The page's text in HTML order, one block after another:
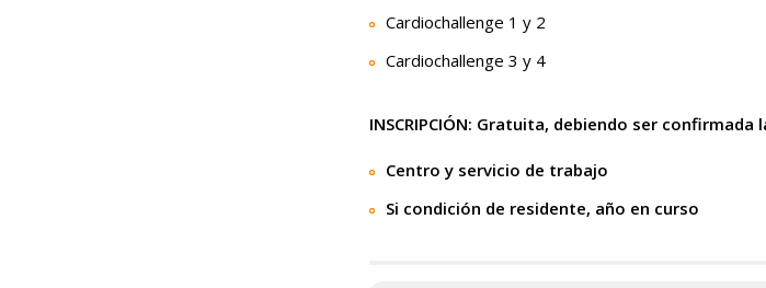
Cardiochallenge 1 y 2
Cardiochallenge 3 y 4
INSCRIPCIÓN: Gratuita, debiendo ser
Centro y servicio de trabajo
Si condición de residente, año en curso